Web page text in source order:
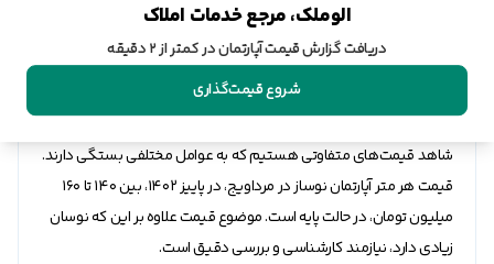
قیمت خانه در مرداویج
وجود این دسترسی‌ها و امکانات مختلف، باعث شده تا مرداویج،
شاهد قیمت‌های متفاوتی هستیم که به عوامل مختلفی بستگی دارند.
قیمت هر متر آپارتمان نوساز در مرداویج، در پاییز 1402، بین 140 تا 160
میلیون تومان، در حالت پایه است. موضوع قیمت علاوه بر این که نوسان
زیادی دارد، نیازمند کارشناسی و بررسی دقیق است.
الوملک، مرجع خدمات املاک
دریافت گزارش قیمت آپارتمان در کمتر از ۲ دقیقه
شروع قیمت‌گذاری